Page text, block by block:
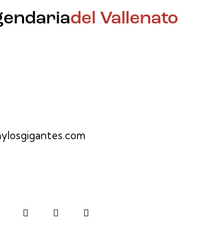
del Vallenato